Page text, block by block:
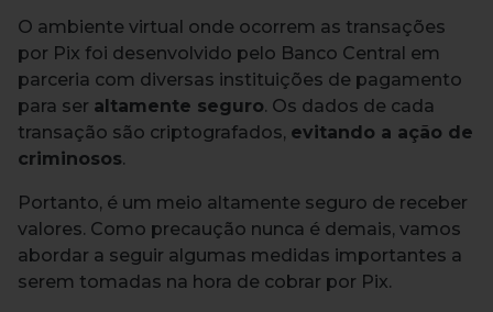
O ambiente virtual onde ocorrem as transações
por Pix foi desenvolvido pelo Banco Central em
parceria com diversas instituições de pagamento
para ser altamente seguro. Os dados de cada
transação são criptografados, evitando a ação de
criminosos.
Portanto, é um meio altamente seguro de receber
valores. Como precaução nunca é demais, vamos
abordar a seguir algumas medidas importantes a
serem tomadas na hora de cobrar por Pix.